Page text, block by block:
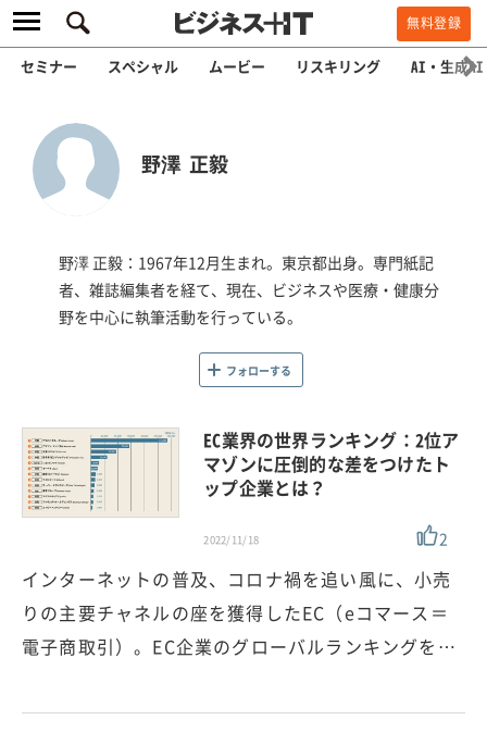
無料登録
セミナー スペシャル ムービー リスキリング AI・生成AI
野澤 正毅
野澤 正毅：1967年12月生まれ。東京都出身。専門紙記
者、雑誌編集者を経て、現在、ビジネスや医療・健康分
野を中心に執筆活動を行っている。
フォローする
EC業界の世界ランキング：2位ア
マゾンに圧倒的な差をつけたト
ップ企業とは？
2022/11/18 2
インターネットの普及、コロナ禍を追い風に、小売
りの主要チャネルの座を獲得したEC（eコマース＝
電子商取引）。EC企業のグローバルランキングを…